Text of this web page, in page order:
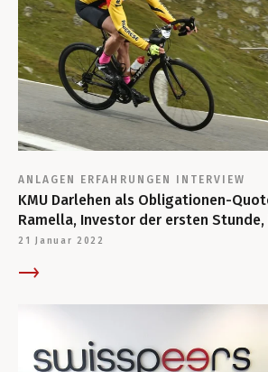
ANLAGEN ERFAHRUNGEN INTERVIEW
KMU Darlehen als Obligationen-
Ramella, Investor der ersten Stunde,
21 Januar 2022